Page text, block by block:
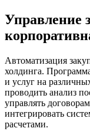
Управление
Автоматизация
холдинга.
и услуг на
проводить анализ
управлять
интегрировать
расчетами.